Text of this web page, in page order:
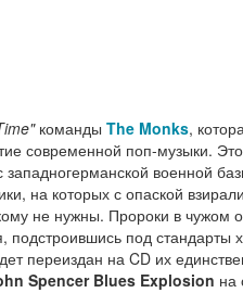
командыThe Monks,
современной поп-музыки.
военной
на которых с опаской
не нужны. Пророки в чужом
подстроившись под стандарты
переиздан на CD их
Spencer Blues Explosion на